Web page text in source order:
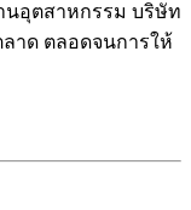
นอุตสาหกรรม บริษัท
าด ตลอดจนการให้